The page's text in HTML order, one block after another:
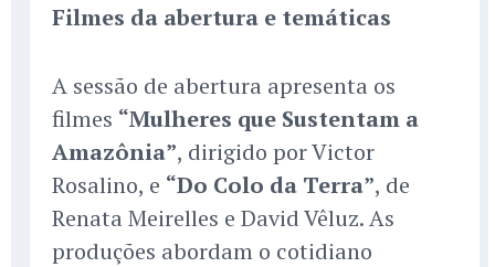
Filmes da abertura e temáticas
A sessão de abertura apresenta os
filmes “Mulheres que Sustentam a
Amazônia”, dirigido por Victor
Rosalino, e “Do Colo da Terra”, de
Renata Meirelles e David Vêluz. As
produções abordam o cotidiano